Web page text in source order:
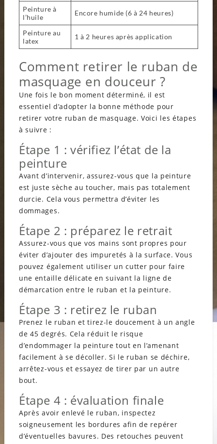
Peinture à
l’huile
Encore humide (6 à 24 heures)
Peinture au
latex
1 à 2 heures après application
Comment retirer le ruban de
masquage en douceur ?
Une fois le bon moment déterminé, il est
essentiel d’adopter la bonne méthode pour
retirer votre ruban de masquage. Voici les étapes
à suivre :
Étape 1 : vérifiez l’état de la
peinture
Avant d’intervenir, assurez-vous que la peinture
est juste sèche au toucher, mais pas totalement
durcie. Cela vous permettra d’éviter les
dommages.
Étape 2 : préparez le retrait
Assurez-vous que vos mains sont propres pour
éviter d’ajouter des impuretés à la surface. Vous
pouvez également utiliser un cutter pour faire
une entaille délicate en suivant la ligne de
démarcation entre le ruban et la peinture.
Étape 3 : retirez le ruban
Prenez le ruban et tirez-le doucement à un angle
de 45 degrés. Cela réduit le risque
d’endommager la peinture tout en l’amenant
facilement à se décoller. Si le ruban se déchire,
arrêtez-vous et essayez de tirer par un autre
bout.
Étape 4 : évaluation finale
Après avoir enlevé le ruban, inspectez
soigneusement les bordures afin de repérer
d’éventuelles bavures. Des retouches peuvent